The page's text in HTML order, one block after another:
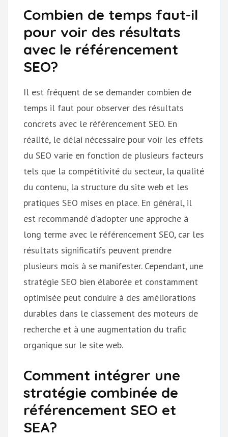
Combien de temps faut-il
pour voir des résultats
avec le référencement
SEO?
Il est fréquent de se demander combien de
temps il faut pour observer des résultats
concrets avec le référencement SEO. En
réalité, le délai nécessaire pour voir les effets
du SEO varie en fonction de plusieurs facteurs
tels que la compétitivité du secteur, la qualité
du contenu, la structure du site web et les
pratiques SEO mises en place. En général, il
est recommandé d’adopter une approche à
long terme avec le référencement SEO, car les
résultats significatifs peuvent prendre
plusieurs mois à se manifester. Cependant, une
stratégie SEO bien élaborée et constamment
optimisée peut conduire à des améliorations
durables dans le classement des moteurs de
recherche et à une augmentation du trafic
organique sur le site web.
Comment intégrer une
stratégie combinée de
référencement SEO et
SEA?